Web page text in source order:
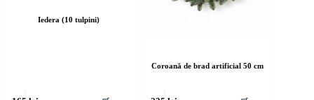
Iedera (10 tulpini)
Coroană de brad artificial 50 cm